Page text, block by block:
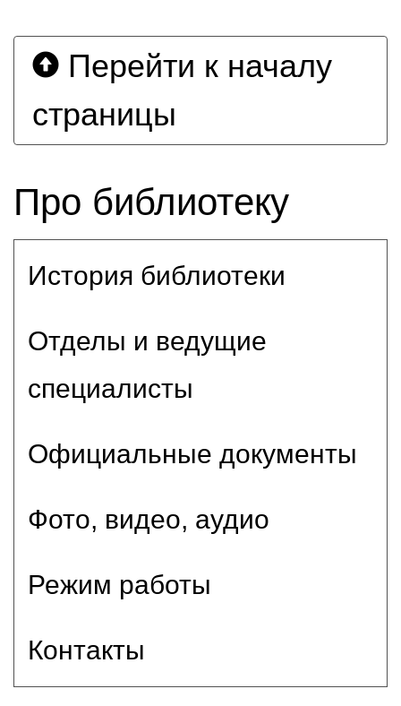
Перейти к началу
страницы
Про библиотеку
История библиотеки
Отделы и ведущие
специалисты
Официальные документы
Фото, видео, аудио
Режим работы
Контакты